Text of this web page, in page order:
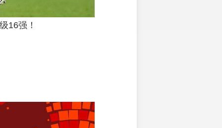
16强！